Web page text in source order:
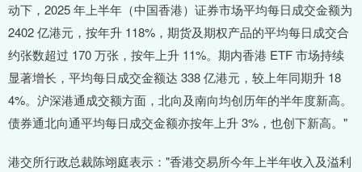
动下，2025 年上半年（中国香港）证券市场平均每日成交金额为
2402 亿港元，按年升 118%，期货及期权产品的平均每日成交合
约张数超过 170 万张，按年上升 11%。期内香港 ETF 市场持续
显著增长，平均每日成交金额达 338 亿港元，较上年同期升 18
4%。沪深港通成交额方面，北向及南向均创历年的半年度新高。
债券通北向通平均每日成交金额亦按年上升 3%，也创下新高。"
港交所行政总裁陈翊庭表示："香港交易所今年上半年收入及溢利